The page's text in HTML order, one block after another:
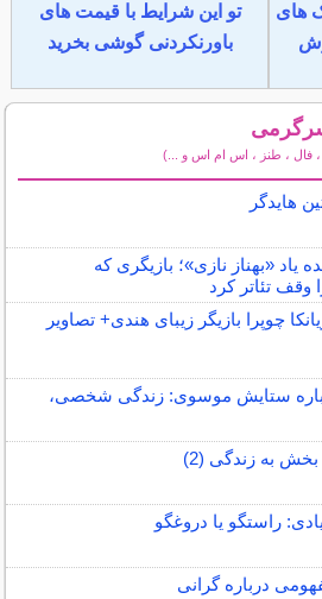
های
تو این شرایط با قیمت های
باورنکردنی گوشی بخرید
فال ، طنز ، اس ام اس و ...)
هایدگر
یاد «بهناز نازی»؛ بازیگری که
تئاتر کرد
چوپرا بازیگر زیبای هندی+ تصاویر
ستایش موسوی: زندگی شخصی،
به زندگی (2)
راستگو یا دروغگو
درباره گرانی